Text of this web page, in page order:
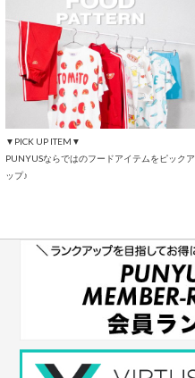
▼PICK UP ITEM▼
PUNYUSならではのフードアイテムをピックア
ップ♪